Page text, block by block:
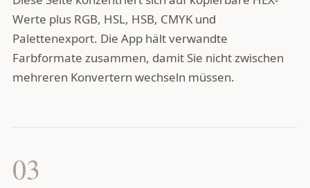
Werte plus RGB, HSL, HSB, CMYK und
Palettenexport. Die App hält verwandte
Farbformate zusammen, damit Sie nicht zwischen
mehreren Konvertern wechseln müssen.
03